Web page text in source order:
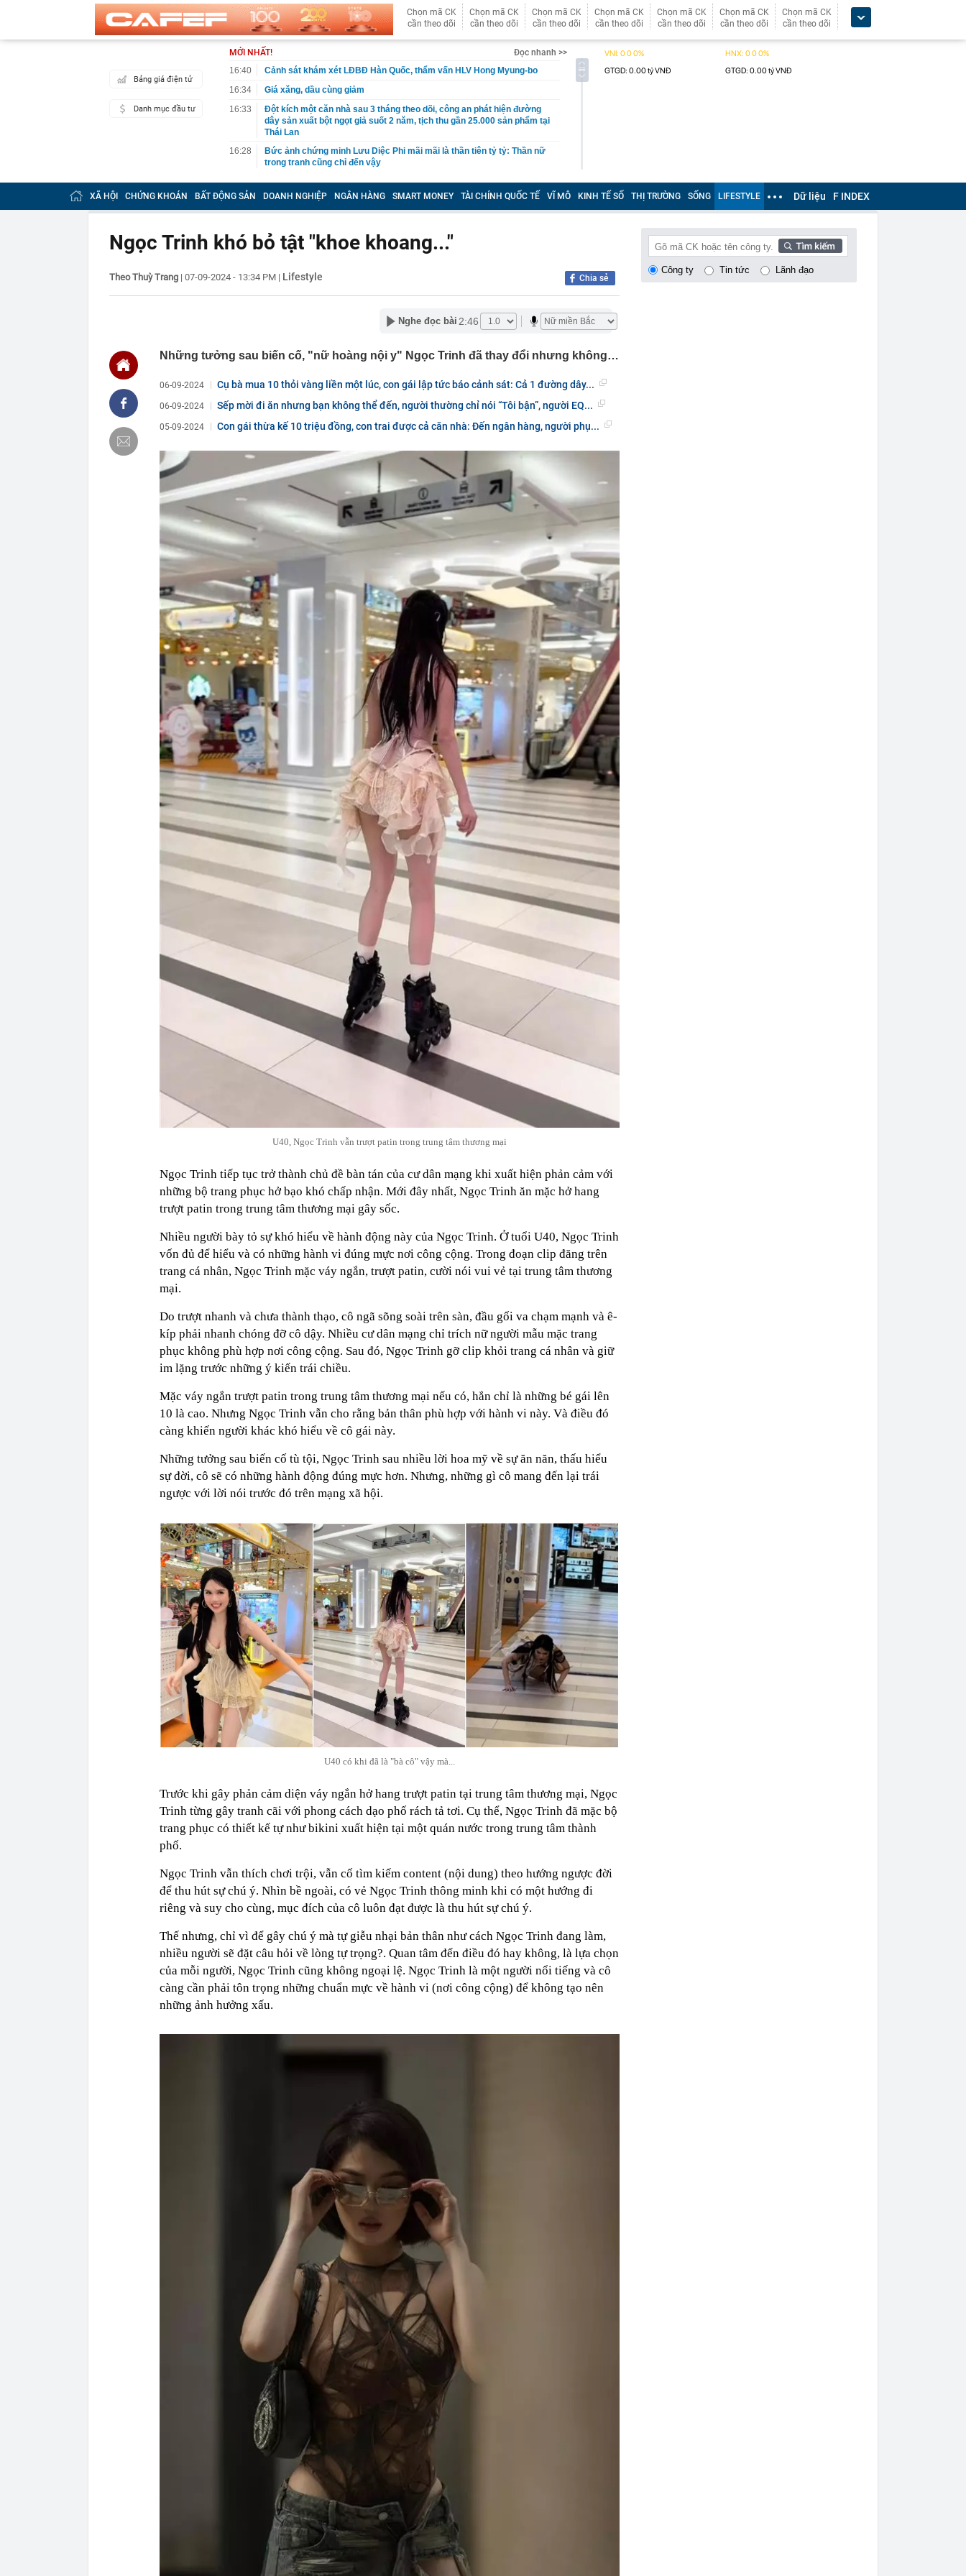
Chọn mã CK
cần theo dõi
Chọn mã CK
cần theo dõi
Chọn mã CK
cần theo dõi
Chọn mã CK
cần theo dõi
Chọn mã CK
cần theo dõi
Chọn mã CK
cần theo dõi
Chọn mã CK
cần theo dõi
Bảng giá điện tử
Danh mục đầu tư
MỚI NHẤT!
Đọc nhanh >>
16:40
Cảnh sát khám xét LĐBĐ Hàn Quốc, thẩm vấn HLV Hong Myung-bo
16:34
Giá xăng, dầu cùng giảm
16:33
Đột kích một căn nhà sau 3 tháng theo dõi, công an phát hiện đường
dây sản xuất bột ngọt giả suốt 2 năm, tịch thu gần 25.000 sản phẩm tại
Thái Lan
16:28
Bức ảnh chứng minh Lưu Diệc Phi mãi mãi là thần tiên tỷ tỷ: Thần nữ
trong tranh cũng chỉ đến vậy
16:28
Thành lập thành phố Bắc Ninh: Phải coi bảo vệ bản sắc văn hóa Kinh
Bắc là 1 cam kết chính trị và trách nhiệm pháp lý lâu dài
16:27
Vì sao ngày càng nhiều gia đình không còn dùng lồng bàn? Thì ra có 2
16:26
MB tự tin kế hoạch lợi nhuận 2026, tiếp tục dẫn đầu về CASA và “fix
cứng” tỷ lệ cho vay bất động sản ở mức 13% +/-2%
16:25
Vượt Thái Lan, Việt Nam trở thành thị trường lớn thứ hai Đông Nam Á
trong lĩnh vực hàng triệu người dùng
ngược tình thế bất kỳ lúc nào, chỉ là chưa muốn
Mỹ đánh giá loại rau lọt top “tốt bậc nhất thế giới”, người Việt ăn liên
16:16
Mốc quan trọng 06/8/2026: Cùng với BIDV và Weixin Pay, NAPAS đã
dân
16:11
Người mẹ sát hại con để trục lợi hơn 4 tỷ đồng tiền bảo hiểm lĩnh án
16:10
Nga rúng động vì các vụ tấn công liên tiếp nhằm vào những 'ông trùm'
Công an đề nghị 3.055 chủ phương tiện mang biển số sau nhanh chóng
nộp phạt nguội theo Nghị định 168
VPBank cảnh báo nóng khán giả mua vé BIGBANG: Không có vé nội
bộ, cẩn thận chiêu trò lừa đảo
16:04
Việt Nam có 1 nơi mát mẻ quanh năm chỉ khoảng 20 độ, sở hữu cung
đường thuộc nhóm "tứ đại đỉnh đèo", được Oscar du lịch vinh danh
Một hãng xe Nhật vừa ra mắt mẫu ô tô giá tương đương 200 triệu
đồng, 'cân' được xăng từ E20 đến E100
16:01
PNJ gây chú ý giữa tâm bão kim cương
16:00
Hai gói mì Ý làm lộ "vết nứt" trong nhiều gia đình có hai con
15:59
Lệnh khám xét chỗ ở, nơi làm việc, bắt tạm giam Chủ tịch HĐQT
Mekolor Võ Xuân Trường
XÃ HỘI CHỨNG KHOÁN BẤT ĐỘNG SẢN DOANH NGHIỆP NGÂN HÀNG SMART MONEY TÀI CHÍNH QUỐC TẾ VĨ MÔ KINH TẾ SỐ THỊ TRƯỜNG SỐNG LIFESTYLE Dữ liệu F INDEX
Ngọc Trinh khó bỏ tật "khoe khoang..."
Theo Thuỳ Trang | 07-09-2024 - 13:34 PM | Lifestyle Chia sẻ
Nghe đọc bài 2:46
Những tưởng sau biến cố, "nữ hoàng nội y" Ngọc Trinh đã thay đổi nhưng không…
06-09-2024 Cụ bà mua 10 thỏi vàng liền một lúc, con gái lập tức báo cảnh sát: Cả 1 đường dây...
06-09-2024 Sếp mời đi ăn nhưng bạn không thể đến, người thường chỉ nói “Tôi bận”, người EQ...
05-09-2024 Con gái thừa kế 10 triệu đồng, con trai được cả căn nhà: Đến ngân hàng, người phụ...
U40, Ngọc Trinh vẫn trượt patin trong trung tâm thương mại
Ngọc Trinh tiếp tục trở thành chủ đề bàn tán của cư dân mạng khi xuất hiện phản cảm với
những bộ trang phục hở bạo khó chấp nhận. Mới đây nhất, Ngọc Trinh ăn mặc hở hang
trượt patin trong trung tâm thương mại gây sốc.
Nhiều người bày tỏ sự khó hiểu về hành động này của Ngọc Trinh. Ở tuổi U40, Ngọc Trinh
vốn đủ để hiểu và có những hành vi đúng mực nơi công cộng. Trong đoạn clip đăng trên
trang cá nhân, Ngọc Trinh mặc váy ngắn, trượt patin, cười nói vui vẻ tại trung tâm thương
mại.
Do trượt nhanh và chưa thành thạo, cô ngã sõng soài trên sàn, đầu gối va chạm mạnh và ê-
kíp phải nhanh chóng đỡ cô dậy. Nhiều cư dân mạng chỉ trích nữ người mẫu mặc trang
phục không phù hợp nơi công cộng. Sau đó, Ngọc Trinh gỡ clip khỏi trang cá nhân và giữ
im lặng trước những ý kiến trái chiều.
Mặc váy ngắn trượt patin trong trung tâm thương mại nếu có, hẳn chỉ là những bé gái lên
10 là cao. Nhưng Ngọc Trinh vẫn cho rằng bản thân phù hợp với hành vi này. Và điều đó
càng khiến người khác khó hiểu về cô gái này.
Những tưởng sau biến cố tù tội, Ngọc Trinh sau nhiều lời hoa mỹ về sự ăn năn, thấu hiểu
sự đời, cô sẽ có những hành động đúng mực hơn. Nhưng, những gì cô mang đến lại trái
ngược với lời nói trước đó trên mạng xã hội.
U40 có khi đã là "bà cô" vậy mà...
Trước khi gây phản cảm diện váy ngắn hở hang trượt patin tại trung tâm thương mại, Ngọc
Trinh từng gây tranh cãi với phong cách dạo phố rách tả tơi. Cụ thể, Ngọc Trinh đã mặc bộ
trang phục có thiết kế tự như bikini xuất hiện tại một quán nước trong trung tâm thành
phố.
Ngọc Trinh vẫn thích chơi trội, vẫn cố tìm kiếm content (nội dung) theo hướng ngược đời
để thu hút sự chú ý. Nhìn bề ngoài, có vẻ Ngọc Trinh thông minh khi có một hướng đi
riêng và suy cho cùng, mục đích của cô luôn đạt được là thu hút sự chú ý.
Thế nhưng, chỉ vì để gây chú ý mà tự giễu nhại bản thân như cách Ngọc Trinh đang làm,
nhiều người sẽ đặt câu hỏi về lòng tự trọng?. Quan tâm đến điều đó hay không, là lựa chọn
của mỗi người, Ngọc Trinh cũng không ngoại lệ. Ngọc Trinh là một người nổi tiếng và cô
càng cần phải tôn trọng những chuẩn mực về hành vi (nơi công cộng) để không tạo nên
những ảnh hưởng xấu.
Công ty Tin tức Lãnh đạo